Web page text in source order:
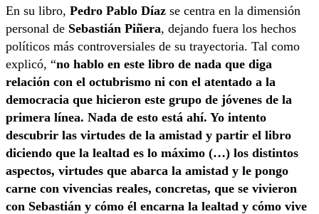
En su libro, Pedro Pablo Díaz se centra en la dimensión
personal de Sebastián Piñera, dejando fuera los hechos
políticos más controversiales de su trayectoria. Tal como
explicó, “no hablo en este libro de nada que diga
relación con el octubrismo ni con el atentado a la
democracia que hicieron este grupo de jóvenes de la
primera línea. Nada de esto está ahí. Yo intento
descubrir las virtudes de la amistad y partir el libro
diciendo que la lealtad es lo máximo (…) los distintos
aspectos, virtudes que abarca la amistad y le pongo
carne con vivencias reales, concretas, que se vivieron
con Sebastián y cómo él encarna la lealtad y cómo vive